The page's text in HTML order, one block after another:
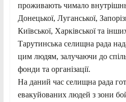
проживають чимало
Донецької, Луганської,
Київської, Харківської та
Тарутинська селищна рада
цим людям, залучаючи до
фонди та організації.
На даний час селищна рада
евакуйованих людей з зони